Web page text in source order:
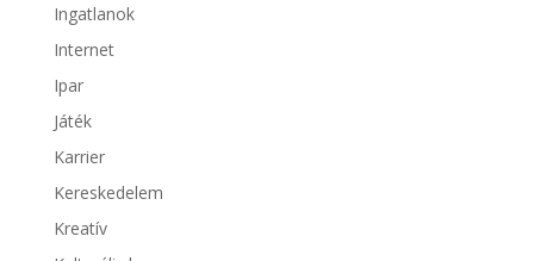
Ingatlanok
Internet
Ipar
Játék
Karrier
Kereskedelem
Kreatív